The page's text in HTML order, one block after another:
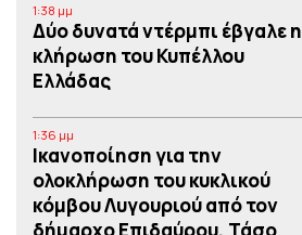
1:38 μμ
Δύο δυνατά ντέρμπι έβγαλε η
κλήρωση του Κυπέλλου
Ελλάδας
1:36 μμ
Iκανοποίηση για την
ολοκλήρωση του κυκλικού
κόμβου Λυγουριού από τον